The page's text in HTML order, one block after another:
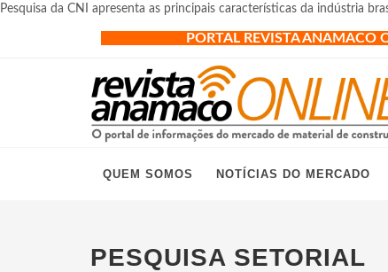
Pesquisa da CNI apresenta as principais características da indústria
PORTAL REVISTA
QUEM SOMOS NOTÍCIAS DO MERCADO
PESQUISA SETORIAL